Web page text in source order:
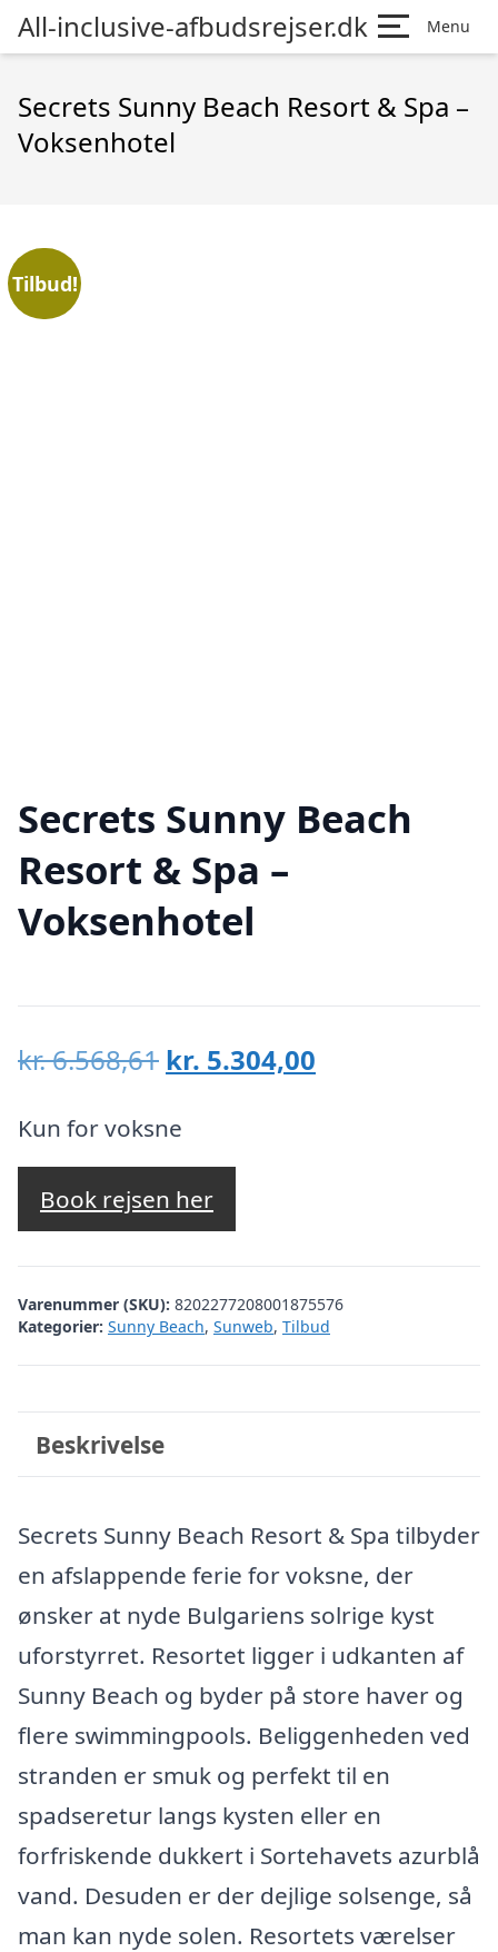
All-inclusive-afbudsrejser.dk Menu
Secrets Sunny Beach Resort & Spa –
Voksenhotel
Tilbud!
Secrets Sunny Beach
Resort & Spa –
Voksenhotel
kr.6.568,61 Den
pris
var:
kr. 6.568,61.
kr. 5.304,00
Kun for voksne
Book rejsen her
Varenummer (SKU): 8202277208001875576
Kategorier: Sunny Beach, Sunweb, Tilbud
Beskrivelse
Secrets Sunny Beach Resort & Spa tilbyder
en afslappende ferie for voksne, der
ønsker at nyde Bulgariens solrige kyst
uforstyrret. Resortet ligger i udkanten af
Sunny Beach og byder på store haver og
flere swimmingpools. Beliggenheden ved
stranden er smuk og perfekt til en
spadseretur langs kysten eller en
forfriskende dukkert i Sortehavets azurblå
vand. Desuden er der dejlige solsenge, så
man kan nyde solen. Resortets værelser